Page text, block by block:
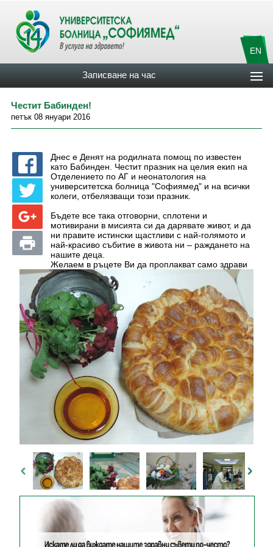
EN
Записване на час
Честит Бабинден!
петък 08 януари 2016
Днес е Денят на родилната помощ по известен
като Бабинден. Честит празник на целия екип на
Отделението по АГ и неонатология на
университетска болница "Софиямед" и на всички
колеги, отбелязващи този празник.
Бъдете все така отговорни, сплотени и
мотивирани в мисията си да дарявате живот, и да
ни правите истински щастливи с най-голямото и
най-красиво събитие в живота ни – раждането на
нашите деца.
Желаем в ръцете Ви да проплакват само здрави